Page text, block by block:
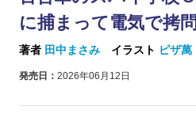
に捕まって電気で拷
著者 田中まさみ イラスト ピザ萬
発売日： 2026年06月12日